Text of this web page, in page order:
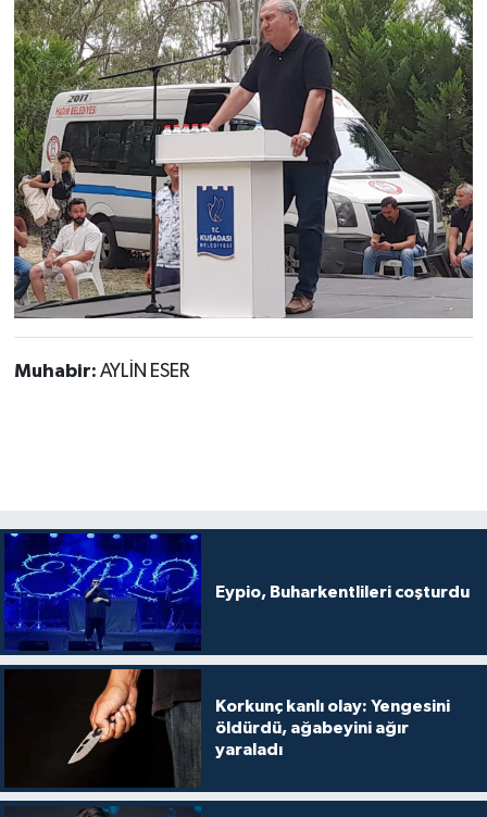
Muhabir: AYLİN ESER
Eypio, Buharkentlileri coşturdu
Korkunç kanlı olay: Yengesini
öldürdü, ağabeyini ağır
yaraladı